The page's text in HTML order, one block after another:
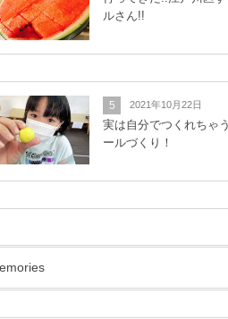
ルさん!!
5 2021年10月22日
実は自分でつくれちゃ
ールづくり！